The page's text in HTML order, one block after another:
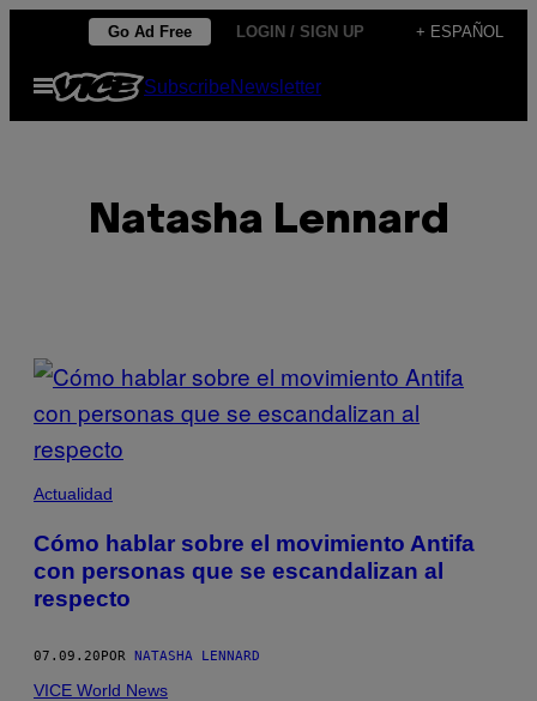
contenido
Go Ad Free LOGIN / SIGN UP + ESPAÑOL
Abrir
Menú
SubscribeNewsletter
Natasha Lennard
POSTS
BY
THIS
AUTHOR
Actualidad
Cómo hablar sobre el movimiento Antifa
con personas que se escandalizan al
respecto
07.09.20POR NATASHA LENNARD
VICE World News